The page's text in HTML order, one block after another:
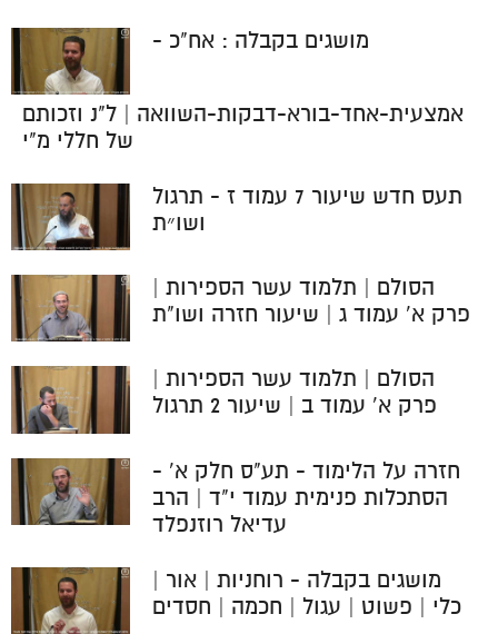
מושגים בקבלה : אח"כ -
אמצעית-אחד-בורא-דבקות-השוואה | ל"נ וזכותם
של חללי מ"י
תעס חדש שיעור 7 עמוד ז - תרגול
ושו״ת
הסולם | תלמוד עשר הספירות |
פרק א' עמוד ג | שיעור חזרה ושו"ת
הסולם | תלמוד עשר הספירות |
פרק א' עמוד ב | שיעור 2 תרגול
חזרה על הלימוד - תע"ס חלק א' -
הסתכלות פנימית עמוד י"ד | הרב
עדיאל רוזנפלד
מושגים בקבלה - רוחניות | אור |
כלי | פשוט | עגול | חכמה | חסדים